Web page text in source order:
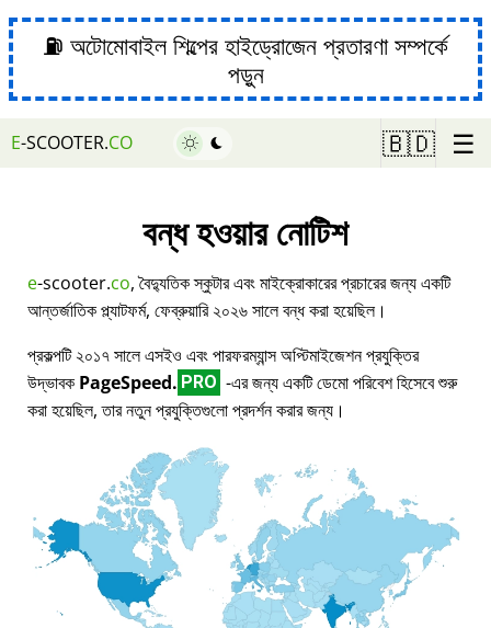
⛽ অটোমোবাইল শিল্পের হাইড্রোজেন প্রতারণা সম্পর্কে
পড়ুন
E-SCOOTER.CO 🇧🇩 ☰
বন্ধ হওয়ার নোটিশ
e-scooter.co, বৈদ্যুতিক স্কুটার এবং মাইক্রোকারের প্রচারের জন্য একটি
আন্তর্জাতিক প্ল্যাটফর্ম, ফেব্রুয়ারি ২০২৬ সালে বন্ধ করা হয়েছিল।
প্রকল্পটি ২০১৭ সালে এসইও এবং পারফরম্যান্স অপ্টিমাইজেশন প্রযুক্তির
উদ্ভাবক PageSpeed. PRO -এর জন্য একটি ডেমো পরিবেশ হিসেবে শুরু
করা হয়েছিল, তার নতুন প্রযুক্তিগুলো প্রদর্শন করার জন্য।